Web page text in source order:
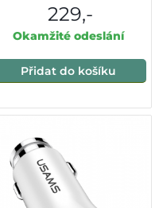
229,-
Okamžité odeslání
Přidat do košíku